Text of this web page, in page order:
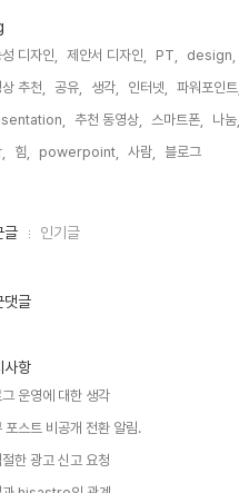
디자인, 제안서 디자인, PT,
design,
추천,
공유, 생각, 인터넷, 파워포인트,
추천 동영상, 스마트폰, 나눔,
힘, powerpoint, 사람, 블로그,
글 인기글
댓글
사항
운영에 대한 생각
포스트 비공개 전환 알림.
한 광고 신고 요청